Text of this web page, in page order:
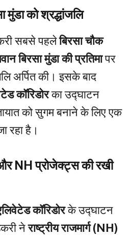
मुंडा को श्रद्धांजलि
सबसे पहलेबिरसा चौक
बिरसा मुंडा की प्रतिमापर
अर्पित की। इसके बाद
कॉरिडोरका उद्घाटन
को सुगम बनाने के लिए एक
रहा है।
NH प्रोजेक्ट्स की रखी
कॉरिडोरके उद्घाटन
नेराष्ट्रीय राजमार्ग (NH)